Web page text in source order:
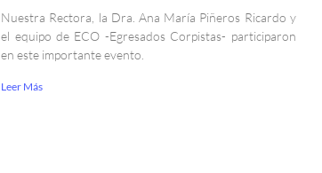
Nuestra Rectora, la Dra. Ana María Piñeros Ricardo y
el equipo de ECO -Egresados Corpistas- participaron
en este importante evento.
Leer Más